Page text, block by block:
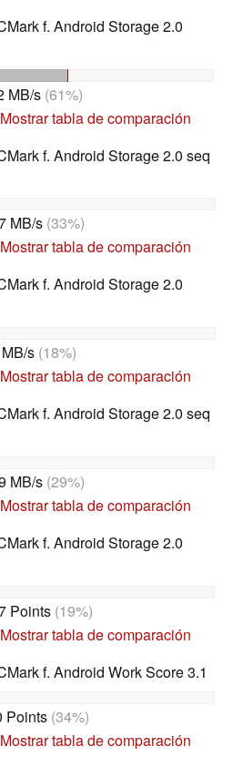
f. Android Storage 2.0
MB/s(61%)
Mostrar tabla de comparación
f. Android Storage 2.0 seq
MB/s (33%)
Mostrar tabla de comparación
f. Android Storage 2.0
s (18%)
Mostrar tabla de comparación
f. Android Storage 2.0 seq
MB/s (29%)
Mostrar tabla de comparación
f. Android Storage 2.0
Points (19%)
Mostrar tabla de comparación
f. Android Work Score 3.1
Points(34%)
Mostrar tabla de comparación